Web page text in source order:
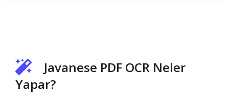
Javanese PDF OCR Neler
Yapar?